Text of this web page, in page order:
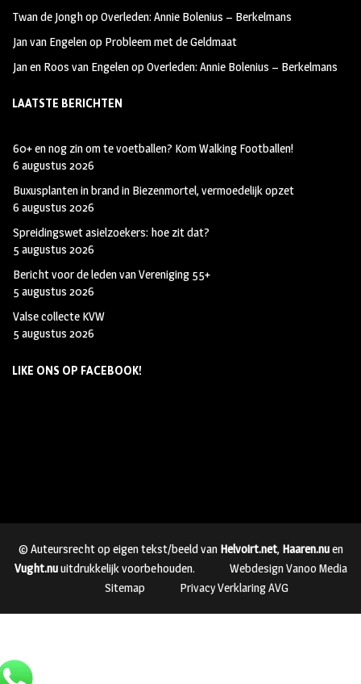
Twan de JonghopOverleden: Annie Bolenius – Berkelmans
Jan van Engelenop Probleem met de Geldmaat
Jan en Roos van EngelenopOverleden: Annie Bolenius – Berkelmans
LAATSTE BERICHTEN
60+ en nog zin om te voetballen? Kom Walking Footballen!
6 augustus 2026
Buxusplanten in brand in Biezenmortel, vermoedelijk opzet
6 augustus 2026
Spreidingswet asielzoekers: hoe zit dat?
5 augustus 2026
Bericht voor de leden van Vereniging 55+
5 augustus 2026
Valse collecte KVW
5 augustus 2026
LIKE ONS OP FACEBOOK!
© Auteursrecht op eigen tekst/beeld van Helvoirt.net, Haaren.nuen
Vught.nuuitdrukkelijk voorbehouden.
Webdesign Vanoo Media
Sitemap
Privacy Verklaring AVG